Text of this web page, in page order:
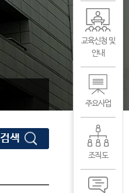
검색
교육신청 및
안내
주요사업
조직도